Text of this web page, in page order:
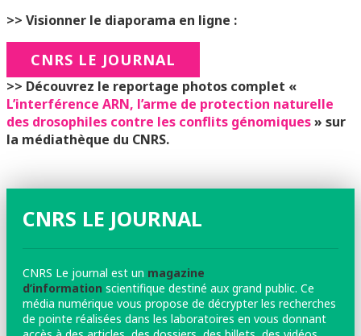
>> Visionner le diaporama en ligne :
CNRS LE JOURNAL
>> Découvrez le reportage photos complet «
L’interférence ARN, l’arme de protection naturelle
des drosophiles contre les conflits génomiques» sur
la médiathèque du CNRS.
CNRS LE JOURNAL
CNRS Le journal est un magazine
d’information scientifique destiné aux grand public. Ce
média numérique vous propose de décrypter les recherches
de pointe réalisées dans les laboratoires en vous donnant